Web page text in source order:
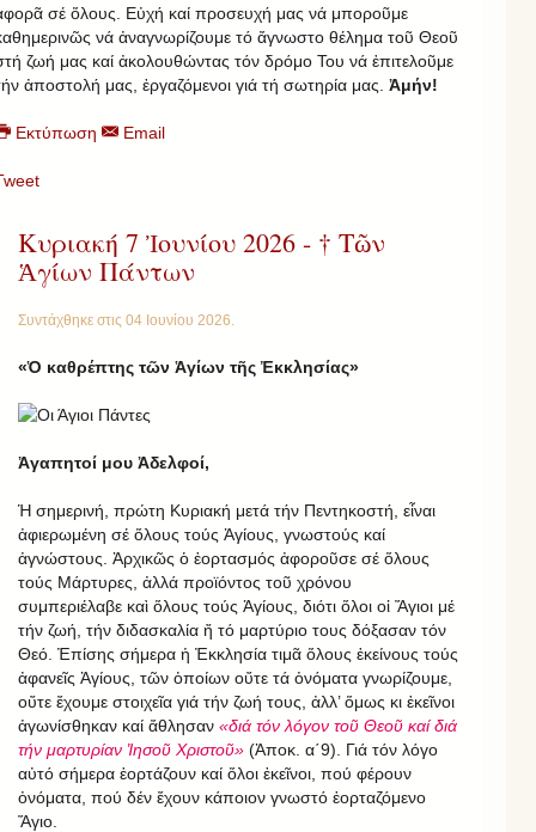
σέ ὅλους. Εὐχή καί προσευχή μας νά μποροῦμε
νά ἀναγνωρίζουμε τό ἄγνωστο θέλημα τοῦ Θεοῦ
ζωή μας καί ἀκολουθώντας τόν δρόμο Του νά ἐπιτελοῦμε
ἀποστολή μας, ἐργαζόμενοι γιά τή σωτηρία μας. Ἀμήν!
Εκτύπωση Email
Κυριακή 7 Ἰουνίου 2026 - † Τῶν
Ἁγίων Πάντων
Συντάχθηκε στις 04 Ιουνίου 2026.
«Ὁ καθρέπτης τῶν Ἁγίων τῆς Ἐκκλησίας»
Ἀγαπητοί μου Ἀδελφοί,
Ἡ σημερινή, πρώτη Κυριακή μετά τήν Πεντηκοστή, εἶναι
ἀφιερωμένη σέ ὅλους τούς Ἁγίους, γνωστούς καί
ἀγνώστους. Ἀρχικῶς ὁ ἑορτασμός ἀφοροῦσε σέ ὅλους
τούς Mάρτυρες, ἀλλά προϊόντος τοῦ χρόνου
συμπεριέλαβε καὶ ὅλους τούς Ἁγίους, διότι ὅλοι οἱ Ἅγιοι μέ
τήν ζωή, τήν διδασκαλία ἤ τό μαρτύριο τους δόξασαν τόν
Θεό. Ἐπίσης σήμερα ἡ Ἐκκλησία τιμᾶ ὅλους ἐκείνους τούς
ἀφανεῖς Ἁγίους, τῶν ὁποίων οὔτε τά ὀνόματα γνωρίζουμε,
οὔτε ἔχουμε στοιχεῖα γιά τήν ζωή τους, ἀλλ’ ὅμως κι ἐκεῖνοι
ἀγωνίσθηκαν καί ἄθλησαν «διά τόν λόγον τοῦ Θεοῦ καί διά
τήν μαρτυρίαν Ἰησοῦ Χριστοῦ» (Ἀποκ. α΄9). Γιά τόν λόγο
αὐτό σήμερα ἑορτάζουν καί ὅλοι ἐκεῖνοι, πού φέρουν
ὀνόματα, πού δέν ἔχουν κάποιον γνωστό ἑορταζόμενο
Ἅγιο.